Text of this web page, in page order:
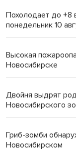
Похолодает до +8
понедельник 10
Высокая
Новосибирске
Двойня выдрят
Новосибирского
Гриб-зомби
Новосибирском